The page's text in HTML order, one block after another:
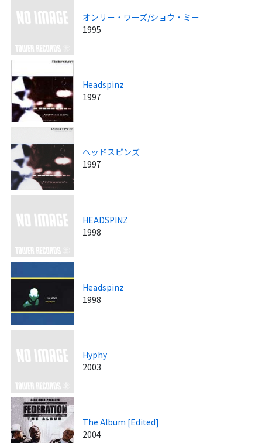
オンリー・ワーズ/ショウ・ミー
1995
Headspinz
1997
ヘッドスピンズ
1997
HEADSPINZ
1998
Headspinz
1998
Hyphy
2003
The Album [Edited]
2004